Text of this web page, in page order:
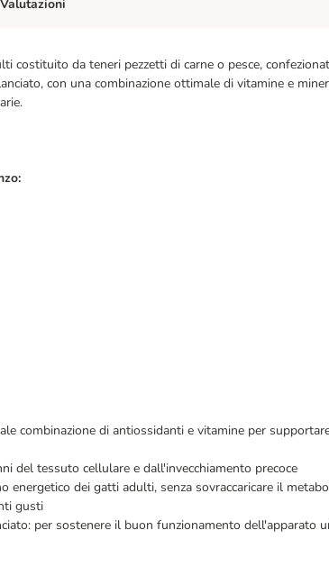
costituito da teneri pezzetti di carne o pesce,
con una combinazione ottimale di vitamine e
combinazione di antiossidanti e vitamine per
del tessuto cellulare e dall'invecchiamento precoce
dei gatti adulti, senza sovraccaricare il
gusti
per sostenere il buon funzionamento dell'apparato
Valutazioni